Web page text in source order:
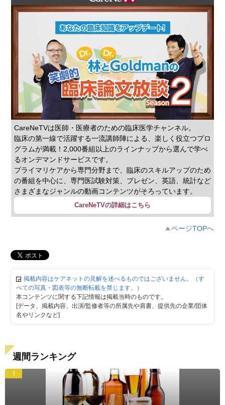
CareNeTVは医師・医療者のための臨床医学チャンネル。
臨床の第一線で活躍する一流講師陣による、楽しく役立つプロ
グラムが満載！2,000番組以上のラインナップから選んで学べ
るオンデマンドサービスです。
プライマリケアから専門分野まで、臨床のスキルアップのため
の番組を中心に、専門医試験対策、プレゼン、英語、統計など
さまざまなジャンルの動画コンテンツがそろっています。
CareNeTVの詳細はこちら
ページTOPへ
掲載内容はケアネットの見解を述べるものではございません。（す
べての写真・図表等の無断転載を禁じます。）
本コンテンツに関する下記情報は掲載当時のものです。
[データ、掲載内容、出演/監修者等の所属先や肩書、提供先の企業/団体
名やリンクなど]
週間ランキング
1